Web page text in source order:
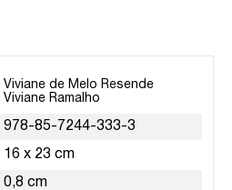
Viviane de Melo Resende
Viviane Ramalho
978-85-7244-333-3
16 x 23 cm
0,8 cm